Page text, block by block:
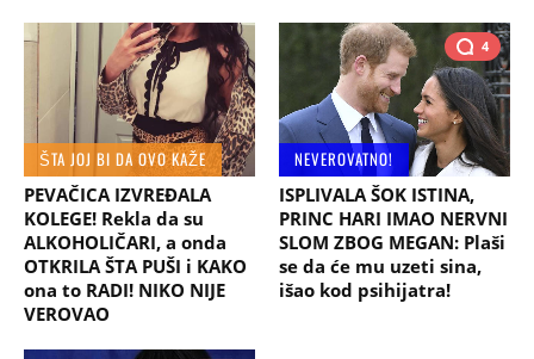
ŠTA JOJ BI DA OVO KAŽE
PEVAČICA IZVREĐALA
KOLEGE! Rekla da su
ALKOHOLIČARI, a onda
OTKRILA ŠTA PUŠI i KAKO
ona to RADI! NIKO NIJE
VEROVAO
4
NEVEROVATNO!
ISPLIVALA ŠOK ISTINA,
PRINC HARI IMAO NERVNI
SLOM ZBOG MEGAN: Plaši
se da će mu uzeti sina,
išao kod psihijatra!